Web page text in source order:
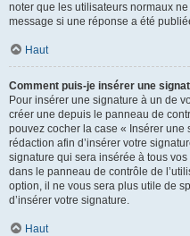
noter que les utilisateurs normaux
message si une réponse a été
Haut
Comment puis-je insérer une
Pour insérer une signature à un de
créer une depuis le panneau de
pouvez cocher la case « Insérer
rédaction afin d’insérer votre
signature qui sera insérée à tous
dans le panneau de contrôle de
option, il ne vous sera plus utile de
d’insérer votre signature.
Haut